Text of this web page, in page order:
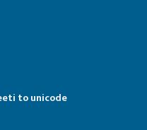
to unicode